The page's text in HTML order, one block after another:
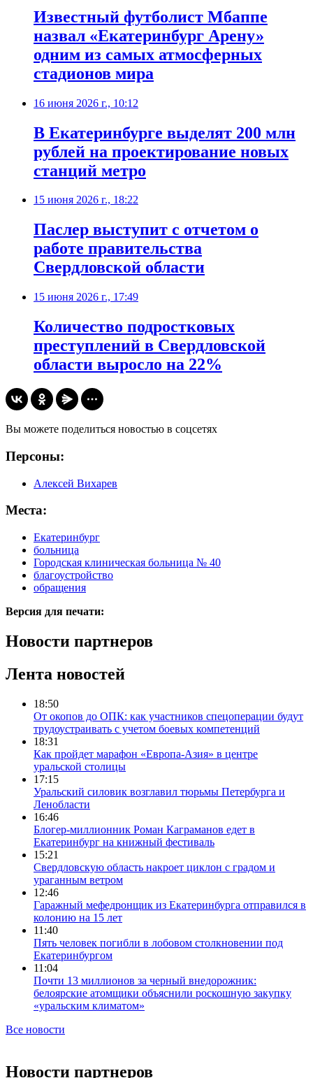
Известный футболист Мбаппе
назвал «Екатеринбург Арену»
одним из самых атмосферных
стадионов мира
16 июня 2026 г., 10:12
В Екатеринбурге выделят 200 млн
рублей на проектирование новых
станций метро
15 июня 2026 г., 18:22
Паслер выступит с отчетом о
работе правительства
Свердловской области
15 июня 2026 г., 17:49
Количество подростковых
преступлений в Свердловской
области выросло на 22%
Вы можете поделиться новостью в соцсетях
Персоны:
Алексей Вихарев
Места:
Екатеринбург
больница
Городская клиническая больница № 40
благоустройство
обращения
Версия для печати:
Новости партнеров
Лента новостей
18:50
От окопов до ОПК: как участников спецоперации будут
трудоустраивать с учетом боевых компетенций
18:31
Как пройдет марафон «Европа-Азия» в центре
уральской столицы
17:15
Уральский силовик возглавил тюрьмы Петербурга и
Ленобласти
16:46
Блогер-миллионник Роман Каграманов едет в
Екатеринбург на книжный фестиваль
15:21
Свердловскую область накроет циклон с градом и
ураганным ветром
12:46
Гаражный мефедронщик из Екатеринбурга отправился в
колонию на 15 лет
11:40
Пять человек погибли в лобовом столкновении под
Екатеринбургом
11:04
Почти 13 миллионов за черный внедорожник:
белоярские атомщики объяснили роскошную закупку
«уральским климатом»
Все новости
Новости партнеров